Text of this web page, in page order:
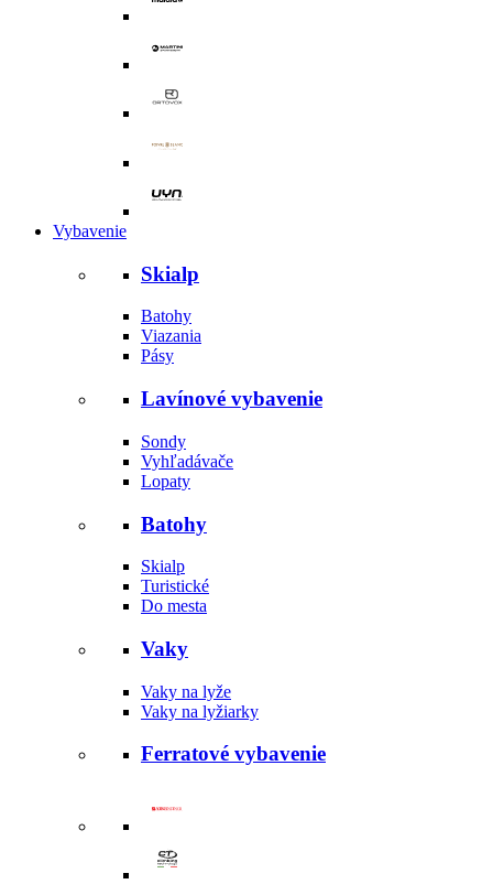
Vybavenie
Skialp
Batohy
Viazania
Pásy
Lavínové vybavenie
Sondy
Vyhľadávače
Lopaty
Batohy
Skialp
Turistické
Do mesta
Vaky
Vaky na lyže
Vaky na lyžiarky
Ferratové vybavenie